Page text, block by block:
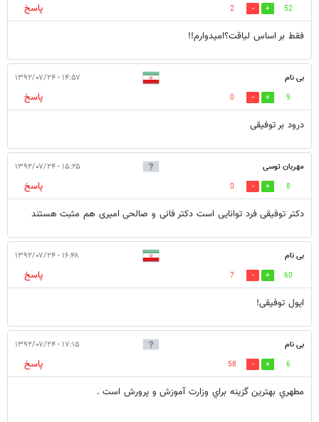
52
2
پاسخ
فقط بر اساس لیاقت؟امیدوارم!!
بی نام ۱۴:۵۷ - ۱۳۹۲/۰۷/۲۴
9
0
پاسخ
درود بر توفیقی
مهربان توسی ۱۵:۲۵ - ۱۳۹۲/۰۷/۲۴
8
0
پاسخ
دکتر توفیقی فرد توانایی است دکتر فانی و صالحی امیری هم مثبت هستند
بی نام ۱۶:۴۸ - ۱۳۹۲/۰۷/۲۴
60
7
پاسخ
ایول توفیقی!
بی نام ۱۷:۱۵ - ۱۳۹۲/۰۷/۲۴
6
58
پاسخ
مطهري بهترين گزينه براي وزارت آموزش و پرورش است .